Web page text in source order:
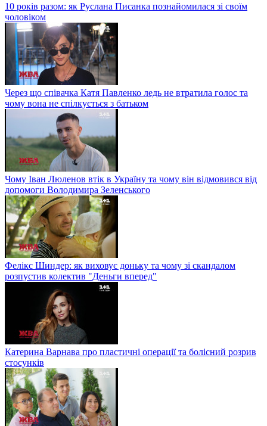
10 років разом: як Руслана Писанка познайомилася зі своїм
чоловіком
Через що співачка Катя Павленко ледь не втратила голос та
чому вона не спілкується з батьком
Чому Іван Люленов втік в Україну та чому він відмовився від
допомоги Володимира Зеленського
Фелікс Шиндер: як виховує доньку та чому зі скандалом
розпустив колектив "Деньги вперед"
Катерина Варнава про пластичні операції та болісний розрив
стосунків